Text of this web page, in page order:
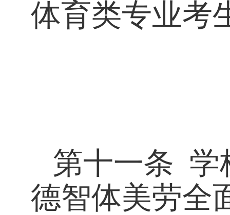
体育类专业考
第十一条 学
德智体美劳全